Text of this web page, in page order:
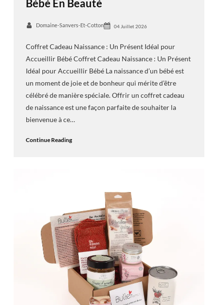
Bébé En Beauté
Domaine-Sanvers-Et-Cotton 04 Juillet 2026
Coffret Cadeau Naissance : Un Présent Idéal pour
Accueillir Bébé Coffret Cadeau Naissance : Un Présent
Idéal pour Accueillir Bébé La naissance d’un bébé est
un moment de joie et de bonheur qui mérite d’être
célébré de manière spéciale. Offrir un coffret cadeau
de naissance est une façon parfaite de souhaiter la
bienvenue à ce…
Continue Reading